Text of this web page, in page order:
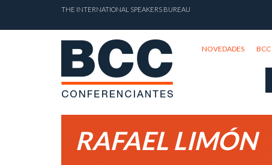
THE INTERNATIONAL SPEAKERS BUREAU
NOVEDADES
RAFAEL LIMÓN